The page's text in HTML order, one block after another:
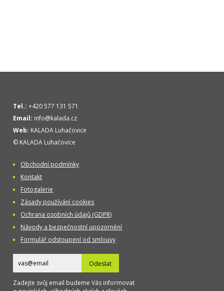
Tel.: +420 577 131 571
Email: info@kalada.cz
Web: KALADA Luhačovice
© KALADA Luhačovice
Obchodní podmínky
Kontakt
Fotogalerie
Zásady používání cookies
Ochrana osobních údajů (GDPR)
Návody a bezpečnostní upozornění
Formulář odstoupení od smlouvy
Odeslat
Zadejte svůj email budeme Vás informovat